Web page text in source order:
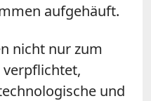
aufgehäuft.
nicht nur zum
verpflichtet,
und